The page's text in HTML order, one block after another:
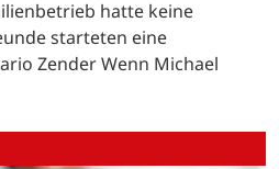
hatte keine
starteten eine
Zender Wenn Michael